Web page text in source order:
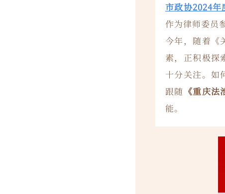
市政协2024年
作为律师委员
今年，随着《
素，正积极探
十分关注。如
跟随 《重庆法
能。